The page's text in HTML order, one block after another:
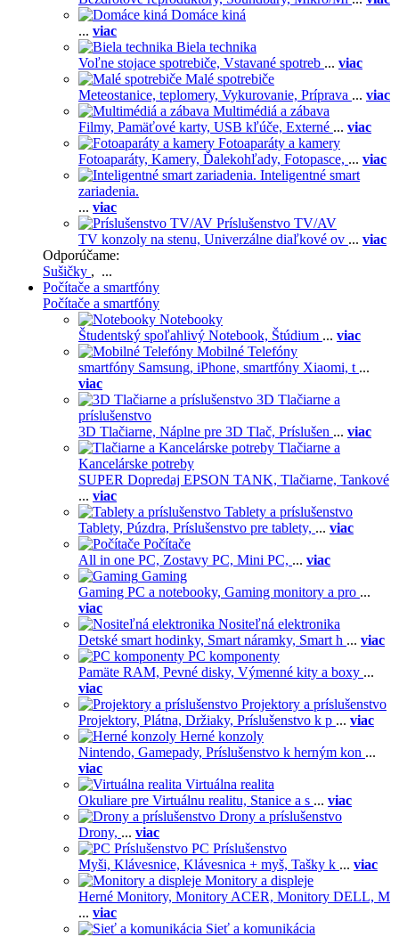
Domáce kiná
... viac
Biela technika
Voľne stojace spotrebiče, Vstavané spotreb ... viac
Malé spotrebiče
Meteostanice, teplomery, Vykurovanie, Príprava ... viac
Multimédiá a zábava
Filmy, Pamäťové karty, USB kľúče, Externé ... viac
Fotoaparáty a kamery
Fotoaparáty, Kamery, Ďalekohľady, Fotopasce, ... viac
Inteligentné smart
zariadenia.
... viac
Príslušenstvo TV/AV
TV konzoly na stenu, Univerzálne diaľkové ov ... viac
Odporúčame:
Sušičky , ...
Počítače a smartfóny
Počítače a smartfóny
Notebooky
Študentský spoľahlivý Notebook, Štúdium ... viac
Mobilné Telefóny
smartfóny Samsung, iPhone, smartfóny Xiaomi, t ...
viac
3D Tlačiarne a
príslušenstvo
3D Tlačiarne, Náplne pre 3D Tlač, Príslušen ... viac
Tlačiarne a
Kancelárske potreby
SUPER Dopredaj EPSON TANK, Tlačiarne, Tankové
... viac
Tablety a príslušenstvo
Tablety, Púzdra, Príslušenstvo pre tablety, ... viac
Počítače
All in one PC, Zostavy PC, Mini PC, ... viac
Gaming
Gaming PC a notebooky, Gaming monitory a pro ...
viac
Nositeľná elektronika
Detské smart hodinky, Smart náramky, Smart h ... viac
PC komponenty
Pamäte RAM, Pevné disky, Výmenné kity a boxy ...
viac
Projektory a príslušenstvo
Projektory, Plátna, Držiaky, Príslušenstvo k p ... viac
Herné konzoly
Nintendo, Gamepady, Príslušenstvo k herným kon ...
viac
Virtuálna realita
Okuliare pre Virtuálnu realitu, Stanice a s ... viac
Drony a príslušenstvo
Drony, ... viac
PC Príslušenstvo
Myši, Klávesnice, Klávesnica + myš, Tašky k ... viac
Monitory a displeje
Herné Monitory, Monitory ACER, Monitory DELL, M
... viac
Sieť a komunikácia